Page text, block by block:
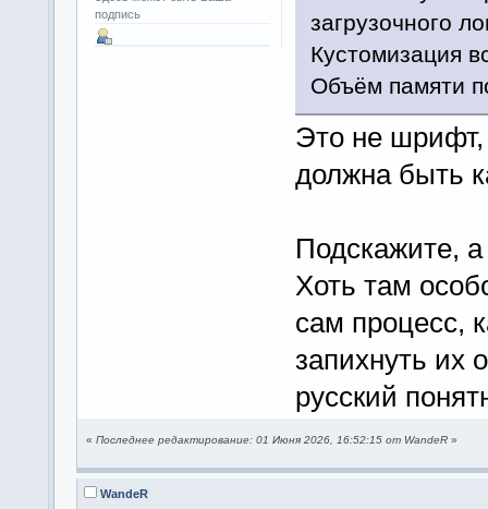
подпись
загрузочного
Кустомизация
Объём памяти
Это не шрифт,
должна быть
Подскажите,
Хоть там
сам процесс,
запихнуть их
русский
« Последнее редактирование: 01 Июня 2026, 16:52:15 от WandeR »
WandeR